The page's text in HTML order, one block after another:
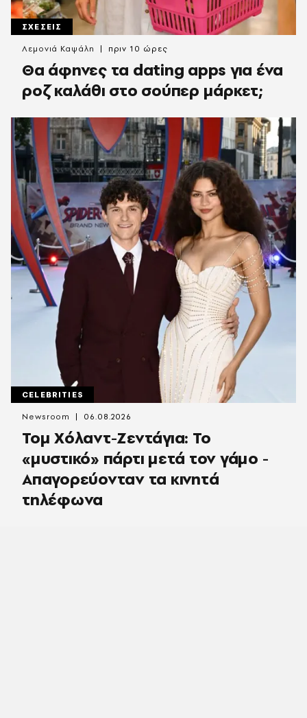
ΣΧΕΣΕΙΣ
Θα άφηνες τα dating apps για ένα
ροζ καλάθι στο σούπερ μάρκετ;
Λεμονιά Καψάλη πριν 10 ώρες
CELEBRITIES
Τομ Χόλαντ-Ζεντάγια: Το
«μυστικό» πάρτι μετά τον γάμο -
Απαγορεύονταν τα κινητά
τηλέφωνα
Newsroom 06.08.2026